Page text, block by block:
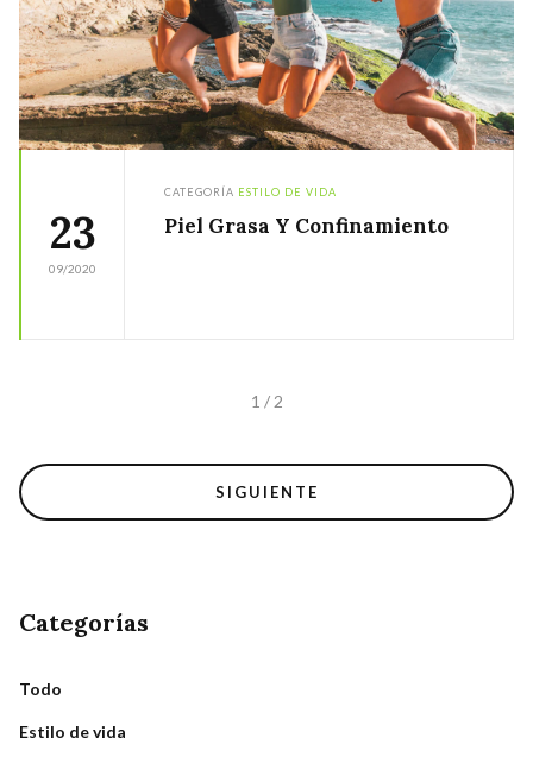
23
09/2020
CATEGORÍA ESTILO DE VIDA
Piel Grasa Y Confinamiento
1 / 2
SIGUIENTE
Categorías
Todo
Estilo de vida